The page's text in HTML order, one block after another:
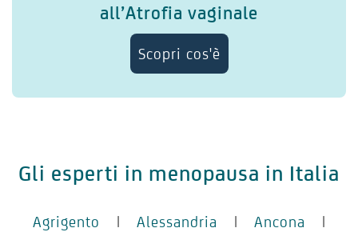
all’Atrofia vaginale
Scopri cos'è
Gli esperti in menopausa in Italia
Agrigento | Alessandria | Ancona |